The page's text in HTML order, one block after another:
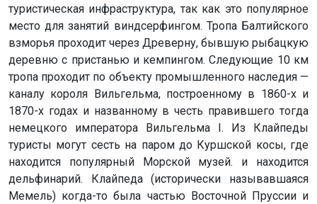
туристическая инфраструктура, так как это популярное
место для занятий виндсерфингом. Тропа Балтийского
взморья проходит через Древерну, бывшую рыбацкую
деревню с пристанью и кемпингом. Следующие 10 км
тропа проходит по объекту промышленного наследия —
каналу короля Вильгельма, построенному в 1860-х и
1870-х годах и названному в честь правившего тогда
немецкого императора Вильгельма I. Из Клайпеды
туристы могут сесть на паром до Куршской косы, где
находится популярный Морской музей. и находится
дельфинарий. Клайпеда (исторически называвшаяся
Мемель) когда-то была частью Восточной Пруссии и